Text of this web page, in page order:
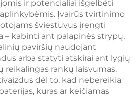
ir potencialiai išgelbėti
Įvairūs tvirtinimo
šviestuvus įrengti
– kabinti ant palapinės strypų,
paviršių naudojant
arba statyti atskirai ant lygių
reikalingas rankų laisvumas.
dėl to, kad nebereikia
kuras ar keičiamas